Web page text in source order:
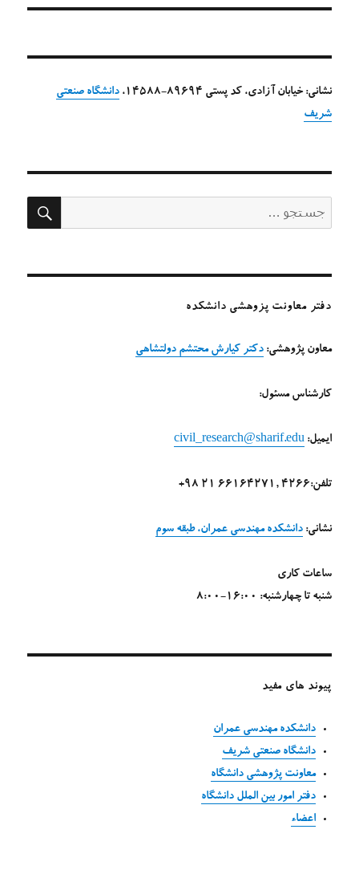
نشانی: خیابان آزادی، کد پستی 89694-14588،
دانشگاه صنعتی
شریف
برای:
دفتر معاونت پزوهشی دانشکده
معاون پژوهشی:دکتر کیارش محتشم دولتشاهی
کارشناس مسئول:
ایمیل:civil_research@sharif.edu
تلفن:4266 ,66164271 21 98+
نشانی:دانشکده مهندسی عمران، طبقه سوم
ساعات کاری
شنبه تا چهارشنبه: 16:00-8:00
پیوند های مفید
دانشکده مهندسی عمران
دانشگاه صنعتی شریف
معاونت پژوهشی دانشگاه
دفتر امور بین الملل دانشگاه
اعضاء